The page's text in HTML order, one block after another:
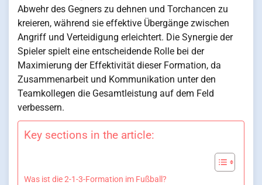
Abwehr des Gegners zu dehnen und Torchancen zu
kreieren, während sie effektive Übergänge zwischen
Angriff und Verteidigung erleichtert. Die Synergie der
Spieler spielt eine entscheidende Rolle bei der
Maximierung der Effektivität dieser Formation, da
Zusammenarbeit und Kommunikation unter den
Teamkollegen die Gesamtleistung auf dem Feld
verbessern.
Key sections in the article:
Was ist die 2-1-3-Formation im Fußball?